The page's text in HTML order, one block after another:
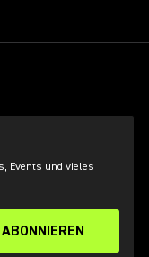
Events und vieles